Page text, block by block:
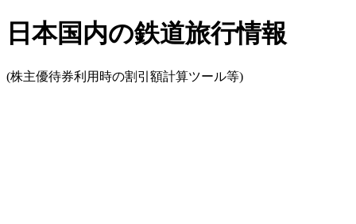
日本国内の鉄道旅行情報
(株主優待券利用時の割引額計算ツール等)